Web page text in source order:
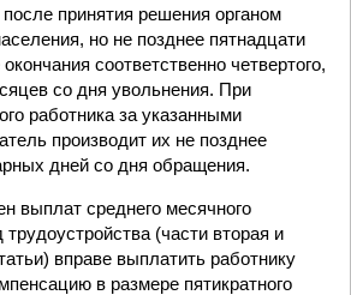
принятия решения органом
но не позднее пятнадцати
соответственно четвертого,
со дня увольнения. При
работника за указанными
производит их не позднее
дней со дня обращения.
выплат среднего месячного
трудоустройства (части вторая и
вправе выплатить работнику
в размере пятикратного